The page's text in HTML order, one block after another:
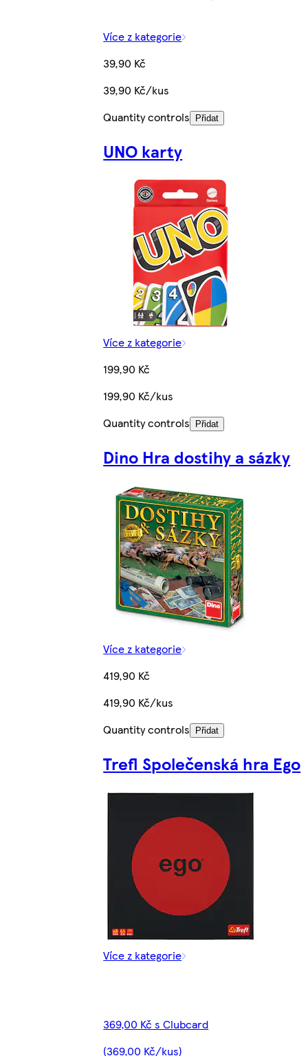
Více z kategorie
39,90 Kč
39,90 Kč/kus
Quantity controls Přidat
UNO karty
Více z kategorie
199,90 Kč
199,90 Kč/kus
Quantity controls
Přidat
Dino Hra dostihy a sázky
Více z kategorie
419,90 Kč
419,90 Kč/kus
Quantity controls
Přidat
Trefl Společenská hra Ego
Více z kategorie
369,00 Kč s Clubcard
(369,00 Kč/kus)